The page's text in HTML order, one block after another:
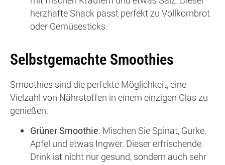
herzhafte Snack passt perfekt zu Vollkornbrot
oder Gemüsesticks.
Selbstgemachte Smoothies
Smoothies sind die perfekte Möglichkeit, eine
Vielzahl von Nährstoffen in einem einzigen Glas zu
genießen.
Grüner Smoothie: Mischen Sie Spinat, Gurke,
Apfel und etwas Ingwer. Dieser erfrischende
Drink ist nicht nur gesund, sondern auch sehr